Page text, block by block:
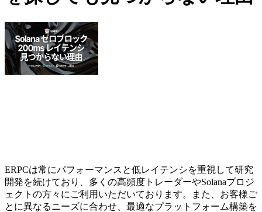
ERPCは常にパフォーマンスと低レイテンシを重視して研究
開発を続けており、多くの高頻度トレーダーやSolanaプロジ
ェクトの方々にご利用いただいております。また、お客様ご
とに異なるニーズに合わせ、最適なプラットフォーム構築を